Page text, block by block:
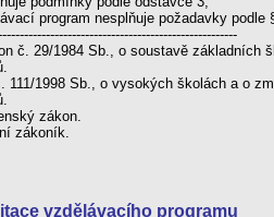
program nesplňuje požadavky podle
č. 29/1984 Sb., o soustavě
111/1998 Sb., o vysokých školách a o
zákon.
zákoník.
vzdělávacího programu